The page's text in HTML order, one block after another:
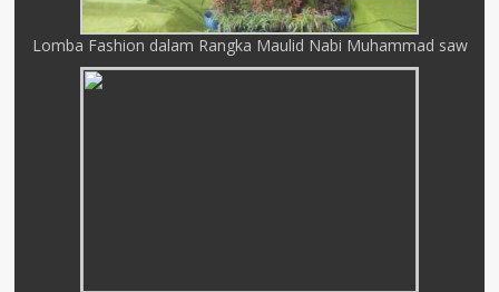
Lomba Fashion dalam Rangka Maulid Nabi Muhammad saw